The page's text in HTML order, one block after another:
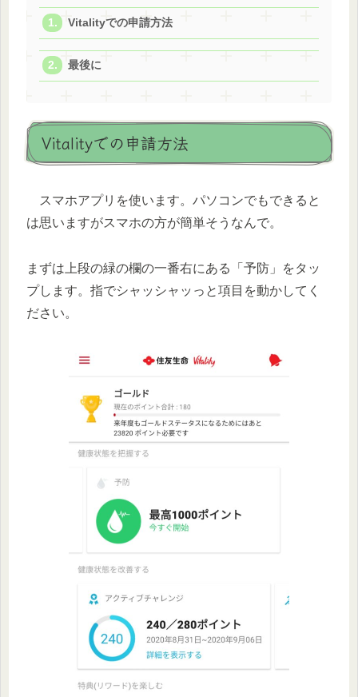
Vitalityでの申請方法
最後に
Vitalityでの申請方法
スマホアプリを使います。パソコンでもできると
は思いますがスマホの方が簡単そうなんで。
まずは上段の緑の欄の一番右にある「予防」をタッ
プします。指でシャッシャッっと項目を動かしてく
ださい。